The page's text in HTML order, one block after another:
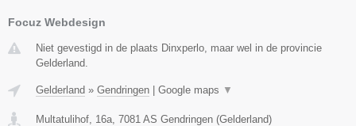
Focuz Webdesign
Niet gevestigd in de plaats Dinxperlo, maar wel in de provincie
Gelderland.
Gelderland » Gendringen Google maps ▼
Multatulihof, 16a, 7081 AS Gendringen (Gelderland)